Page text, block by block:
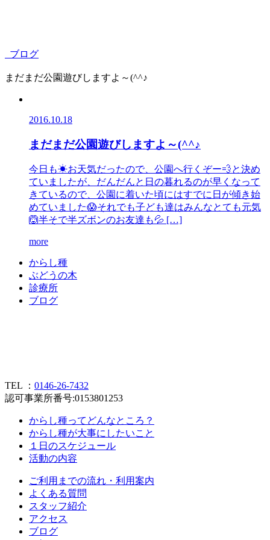
ブログ
まだまだ公園遊びしますよ～(^^♪
2016.10.18
まだまだ公園遊びしますよ～(^^♪
今日も☀お天気だったので、公園へ行くぞー💨と決め
ていましたが、だんだんと日の暮れるのが早くなって
きているので、公園に着いた頃にはすでに日が傾き始
めていました😱それでも子ども達はみんなとても元気
🙆半そで半ズボンのお友達も💦 […]
more
から し種
ぶどう の木
診療所
ブロ グ
TEL ： 0146-26-7432
認可事業所番号:0153801253
からし種ってどんなところ？
からし種が大事にしたいこと
１日のスケジュール
活動の内容
ご利用までの流れ・利用案内
よくある質問
スタッフ紹介
アクセス
ブログ